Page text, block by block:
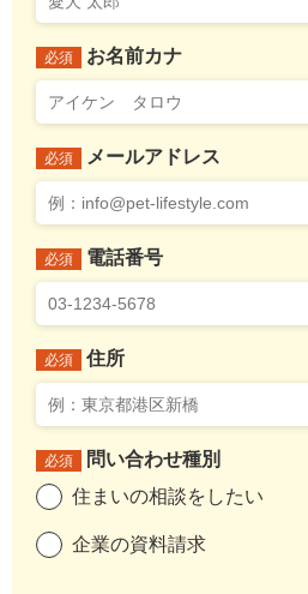
必須 お名前カナ
必須 メールアドレス
必須 電話番号
必須 住所
必須
問い合わせ種別
住まいの相談をしたい
企業の資料請求